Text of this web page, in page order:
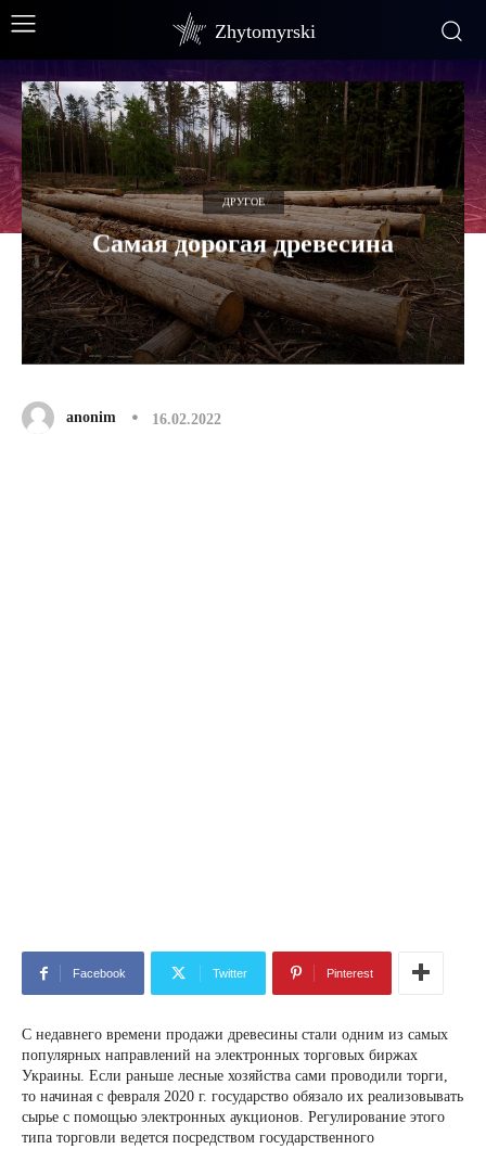
Zhytomyrski
ДРУГОЕ
Самая дорогая древесина
anonim 16.02.2022
Facebook Twitter Pinterest
С недавнего времени продажи древесины стали одним из самых
популярных направлений на электронных торговых биржах
Украины. Если раньше лесные хозяйства сами проводили торги,
то начиная с февраля 2020 г. государство обязало их реализовывать
сырье с помощью электронных аукционов. Регулирование этого
типа торговли ведется посредством государственного